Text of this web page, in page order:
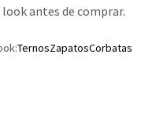
antes de comprar.
TernosZapatosCorbatas